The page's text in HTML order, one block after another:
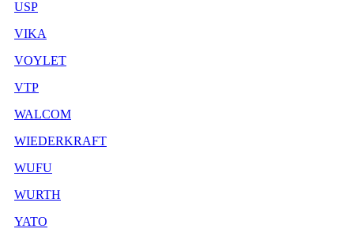
USP
VIKA
VOYLET
VTP
WALCOM
WIEDERKRAFT
WUFU
WURTH
YATO